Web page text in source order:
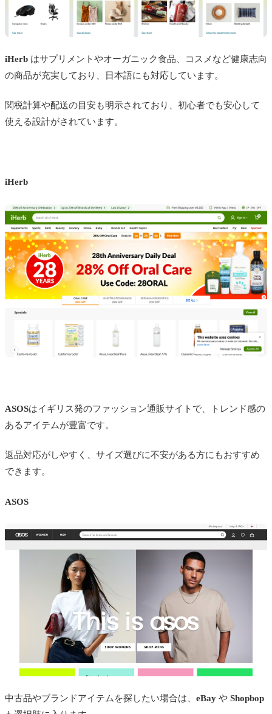
iHerb はサプリメントやオーガニック食品、コスメなど健康志向
の商品が充実しており、日本語にも対応しています。
関税計算や配送の目安も明示されており、初心者でも安心して
使える設計がされています。
iHerb
ASOSはイギリス発のファッション通販サイトで、トレンド感の
あるアイテムが豊富です。
返品対応がしやすく、サイズ選びに不安がある方にもおすすめ
できます。
ASOS
中古品やブランドアイテムを探したい場合は、 eBay や Shopbop